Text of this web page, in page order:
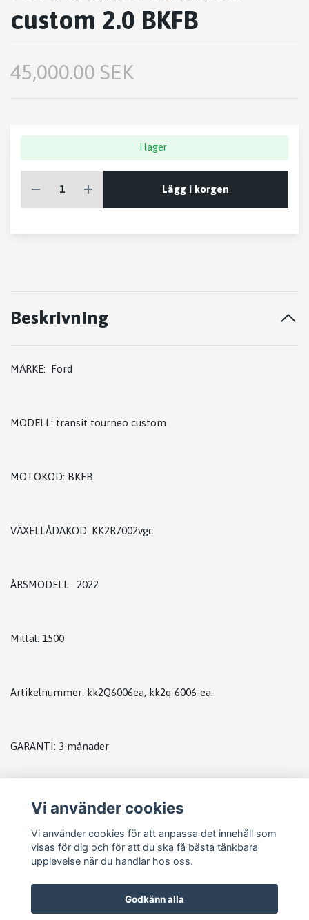
custom 2.0 BKFB
45,000.00 SEK
I lager
Lägg i korgen
Beskrivning
MÄRKE: Ford
MODELL: transit tourneo custom
MOTOKOD: BKFB
VÄXELLÅDAKOD: KK2R7002vgc
ÅRSMODELL: 2022
Miltal: 1500
Artikelnummer: kk2Q6006ea, kk2q-6006-ea.
GARANTI: 3 månader
lagerplats k5
Vi använder cookies
Vi använder cookies för att anpassa det innehåll som
visas för dig och för att du ska få bästa tänkbara
upplevelse när du handlar hos oss.
Godkänn alla